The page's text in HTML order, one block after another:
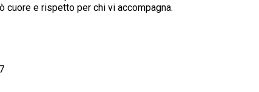
cuore e rispetto per chi vi accompagna.